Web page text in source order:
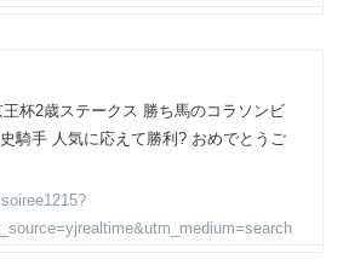
王杯2歳ステークス 勝ち馬のコラソンビ
騎手 人気に応えて勝利? おめでとうご